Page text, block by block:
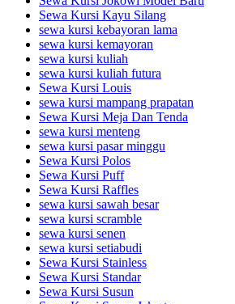
Sewa Kursi Kayu Silang
sewa kursi kebayoran lama
sewa kursi kemayoran
sewa kursi kuliah
sewa kursi kuliah futura
Sewa Kursi Louis
sewa kursi mampang prapatan
Sewa Kursi Meja Dan Tenda
sewa kursi menteng
sewa kursi pasar minggu
Sewa Kursi Polos
Sewa Kursi Puff
Sewa Kursi Raffles
sewa kursi sawah besar
sewa kursi scramble
sewa kursi senen
sewa kursi setiabudi
Sewa Kursi Stainless
Sewa Kursi Standar
Sewa Kursi Susun